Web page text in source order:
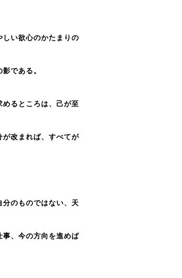
い欲心のかたまりの
である。
るところは、己が至
が改まれば、すべてが
のものではない、天
事、今の方向を進めば